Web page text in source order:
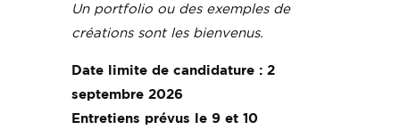
Un portfolio ou des exemples de
créations sont les bienvenus.
Date limite de candidature : 2
septembre 2026
Entretiens prévus le 9 et 10